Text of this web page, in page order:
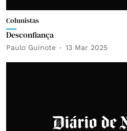
Colunistas
Desconfiança
Paulo Guinote 13 Mar 2025